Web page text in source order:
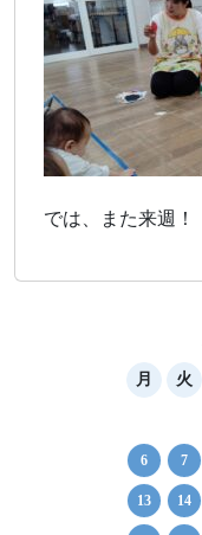
では、また来週！
月 火
6 7
13 14